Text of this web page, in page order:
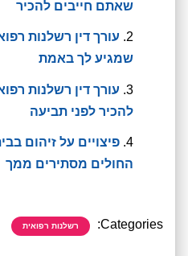
שאתם חייבים להכיר
עורך דין רשלנות
שמגיע לך באמת
עורך דין רשלנות
להכיר לפני תביעה
פיצויים על זיהום
החולים מסתירים ממך
Categories: רשלנות רפואית